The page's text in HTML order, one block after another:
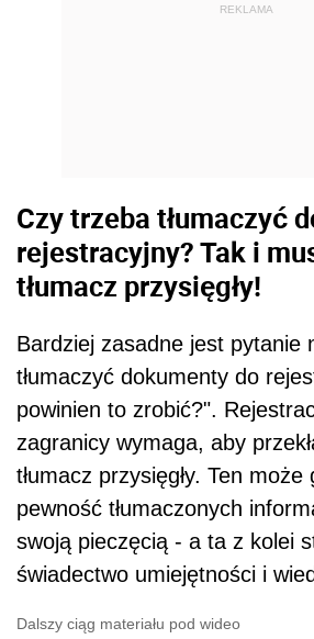
REKLAMA
Czy trzeba tłumaczyć
rejestracyjny? Tak i
tłumacz przysięgły!
Bardziej zasadne jest pytanie
tłumaczyć dokumenty do
powinien to zrobić?".
zagranicy wymaga, aby
tłumacz przysięgły. Ten
pewność tłumaczonych
swoją pieczęcią - a ta z kolei
świadectwo umiejętności i
Dalszy ciąg materiału pod wideo